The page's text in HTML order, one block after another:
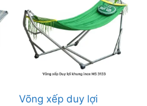
Võng xếp duy lợi